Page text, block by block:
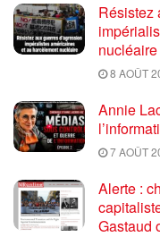
Résistez
8 AOÛT
Annie
7 AOÛT
Alerte :
Gastaud